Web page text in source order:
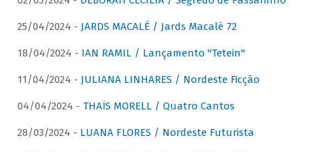
25/04/2024 - JARDS MACALÉ / Jards Macalé 72
18/04/2024 - IAN RAMIL / Lançamento "Tetein"
11/04/2024 - JULIANA LINHARES / Nordeste Ficção
04/04/2024 - THAÏS MORELL / Quatro Cantos
28/03/2024 - LUANA FLORES / Nordeste Futurista